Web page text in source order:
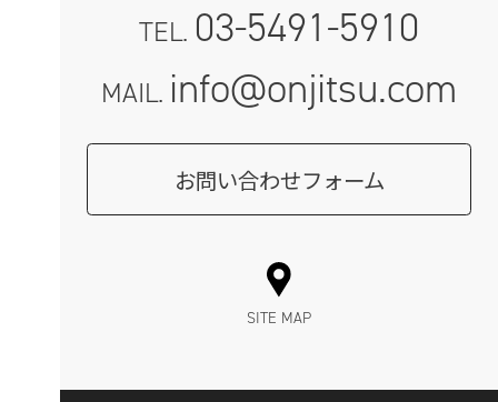
TEL. 03-5491-5910
MAIL. info@onjitsu.com
お問い合わせフォーム
SITE MAP